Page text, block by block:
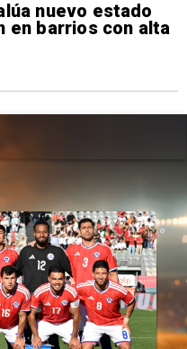
nuevo estado
en barrios con alta